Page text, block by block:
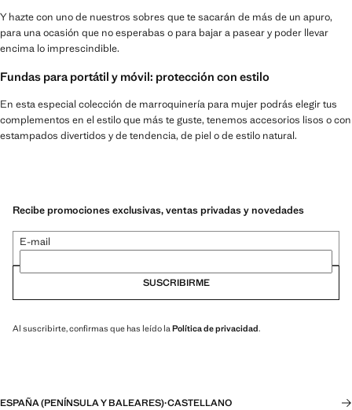
Y hazte con uno de nuestros sobres que te sacarán de más de un apuro,
para una ocasión que no esperabas o para bajar a pasear y poder llevar
encima lo imprescindible.
Fundas para portátil y móvil: protección con estilo
En esta especial colección de marroquinería para mujer podrás elegir tus
complementos en el estilo que más te guste, tenemos accesorios lisos o con
estampados divertidos y de tendencia, de piel o de estilo natural.
Recibe promociones exclusivas, ventas privadas y novedades
E-mail
SUSCRIBIRME
Al suscribirte, confirmas que has leído la Política de privacidad.
ESPAÑA (PENÍNSULA Y BALEARES)·CASTELLANO